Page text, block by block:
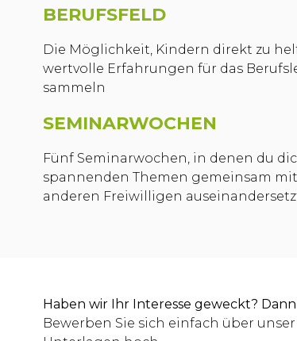
BERUFSFELD
Die Möglichkeit, Kindern direkt zu
wertvolle Erfahrungen für das
sammeln
SEMINARWOCHEN
Fünf Seminarwochen, in denen du
spannenden Themen gemeinsam mit
anderen Freiwilligen
Haben wir Ihr Interesse geweckt?
Bewerben Sie sich einfach über